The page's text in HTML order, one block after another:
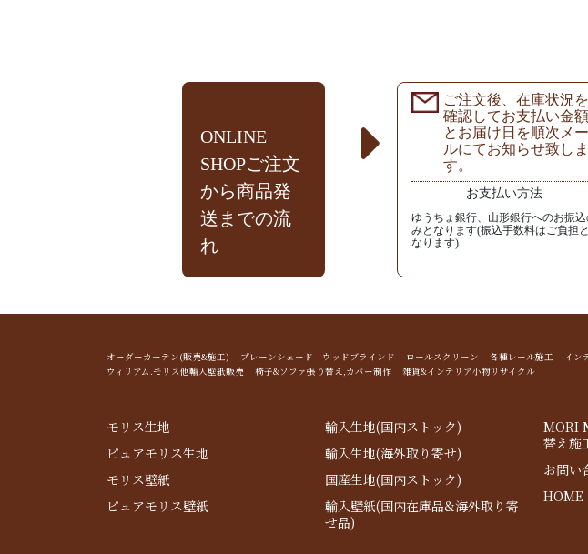
ONLINE
SHOPご注文
から商品発
送までの流
れ
ご注文後、在庫状況を
確認してお支払い金額
とお届け日を順次メー
ルにてお知らせ致しま
す。
お支払い方法
ゆうちょ銀行、山形銀行へのお振
みとなります(振込手数料はご負担と
なります)
オーダーカーテン(販売&施工) プレーンシェード ウッドブラインド ロールスクリーン 各種レール施工 イン
ウィリアム.モリス他輸入壁紙販売 椅子&ソファ張り替え,カバー制作 雑貨&インテリア小物リサイクル
モリス生地
ピュアモリス生地
モリス壁紙
ピュアモリス壁紙
輸入生地(国内ストック)
輸入生地(海外取り寄せ)
国産生地(国内ストック)
輸入壁紙(国内在庫品&海外取り寄
せ品)
MORI
替え施
お問い
HOME